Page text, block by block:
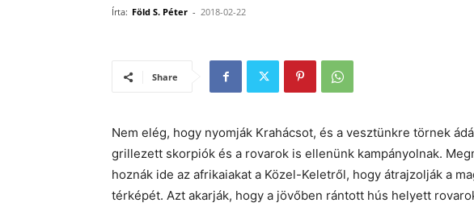
Írta: Föld S. Péter - 2018-02-22
Share
Nem elég, hogy nyomják Krahácsot, és a vesztünkre törnek
grillezett skorpiók és a rovarok is ellenünk kampányolnak.
hoznák ide az afrikaiakat a Közel-Keletről, hogy átrajzolják a
térképét. Azt akarják, hogy a jövőben rántott hús helyett